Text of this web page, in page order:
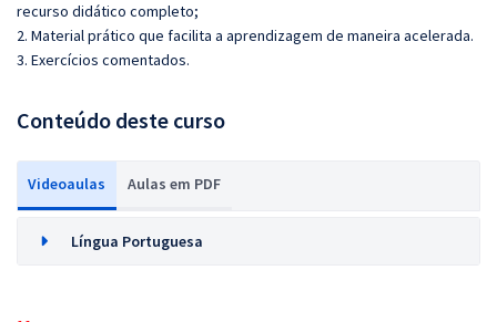
recurso didático completo;
2. Material prático que facilita a aprendizagem de maneira acelerada.
3. Exercícios comentados.
Conteúdo deste curso
Videoaulas Aulas em PDF
Língua Portuguesa